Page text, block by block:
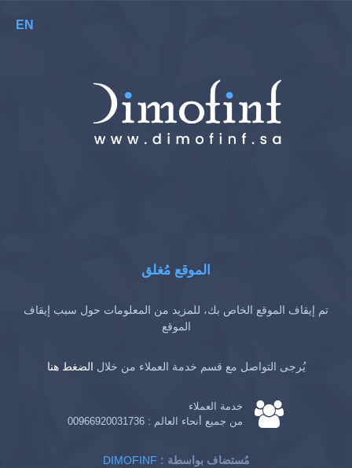
EN
الموقع مُغلق
تم إيقاف الموقع الخاص بك، للمزيد من المعلومات حول سبب إيقاف
الموقع
يُرجى التواصل مع قسم خدمة العملاء من خلال الضغط هنا
خدمة العملاء
من جميع أنحاء العالم : 00966920031736
DIMOFINF : مُستضاف بواسطة